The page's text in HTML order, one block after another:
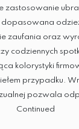
zastosowanie
dopasowana
zaufania oraz
codziennych
kolorystyki
przypadku.
pozwala
Continued